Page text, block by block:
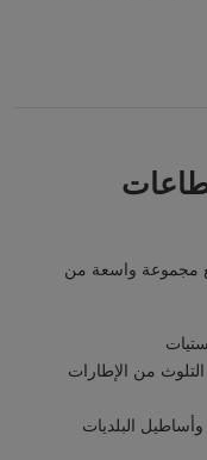
مجموعة واسعة من
من الإطارات
البلديات